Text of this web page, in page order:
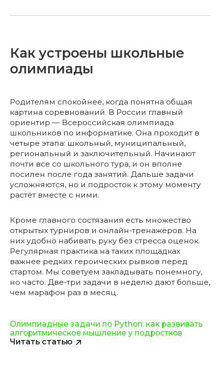
Как устроены школьные
олимпиады
Родителям спокойнее, когда понятна общая
картина соревнований. В России главный
ориентир — Всероссийская олимпиада
школьников по информатике. Она проходит в
четыре этапа: школьный, муниципальный,
региональный и заключительный. Начинают
почти все со школьного тура, и он вполне
посилен после года занятий. Дальше задачи
усложняются, но и подросток к этому моменту
растёт вместе с ними.
Кроме главного состязания есть множество
открытых турниров и онлайн-тренажёров. На
них удобно набивать руку без стресса оценок.
Регулярная практика на таких площадках
важнее редких героических рывков перед
стартом. Мы советуем закладывать понемногу,
но часто. Две-три задачи в неделю дают больше,
чем марафон раз в месяц.
Олимпиадные задачи по Python: как развивать
алгоритмическое мышление у подростков
Читать статью